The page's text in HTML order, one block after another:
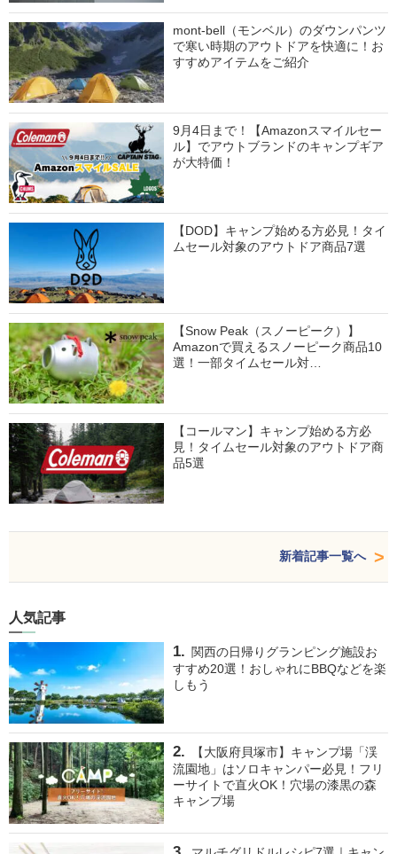
mont-bell（モンベル）のダウンパンツ
で寒い時期のアウトドアを快適に！お
すすめアイテムをご紹介
9月4日まで！【Amazonスマイルセー
ル】でアウトブランドのキャンプギア
が大特価！
【DOD】キャンプ始める方必見！タイ
ムセール対象のアウトドア商品7選
【Snow Peak（スノーピーク）】
Amazonで買えるスノーピーク商品10
選！一部タイムセール対…
【コールマン】キャンプ始める方必
見！タイムセール対象のアウトドア商
品5選
新着記事一覧へ
人気記事
関西の日帰りグランピング施設お
すすめ20選！おしゃれにBBQなどを楽
しもう
【大阪府貝塚市】キャンプ場「渓
流園地」はソロキャンパー必見！フリ
ーサイトで直火OK！穴場の漆黒の森
キャンプ場